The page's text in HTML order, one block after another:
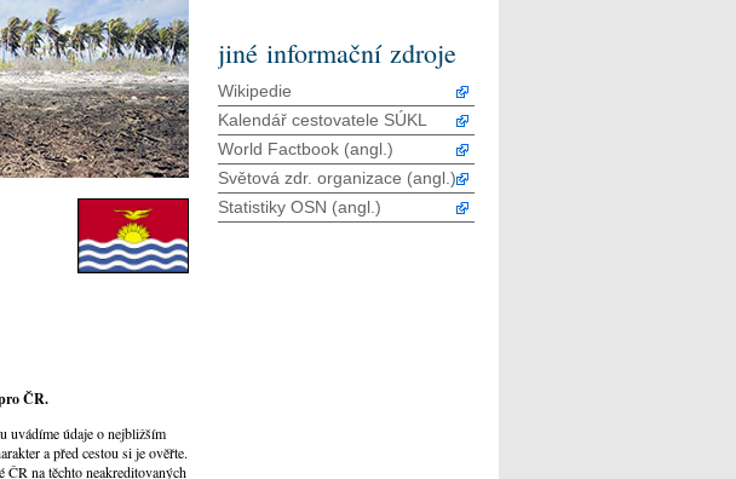
ČR.
uvádíme údaje o nejbližším
a před cestou si je ověřte.
ČR na těchto neakreditovaných
jiné informační zdroje
Wikipedie
Kalendář cestovatele SÚKL
World Factbook (angl.)
Světová zdr. organizace (angl.)
Statistiky OSN (angl.)